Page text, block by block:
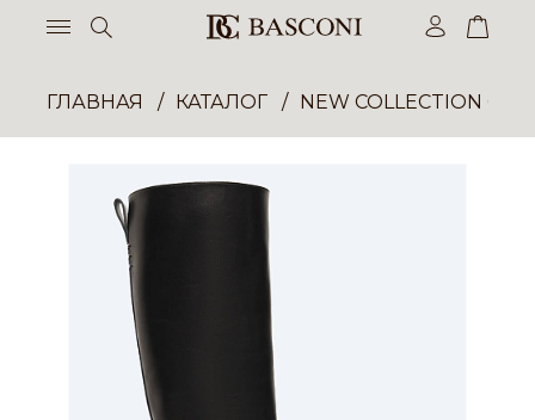
ГЛАВНАЯ КАТАЛОГ NEW COLLECTION